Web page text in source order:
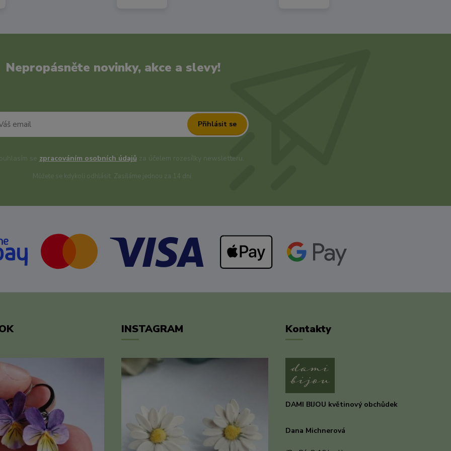
Nepropásněte novinky, akce a slevy!
Přihlásit se
se zpracováním osobních údajů za účelem rozesílky newsletteru.
Můžete se kdykoli odhlásit. Zasíláme jednou za 14 dní.
INSTAGRAM Kontakty
DAMI BIJOU květinový obchůdek
Dana Michnerová